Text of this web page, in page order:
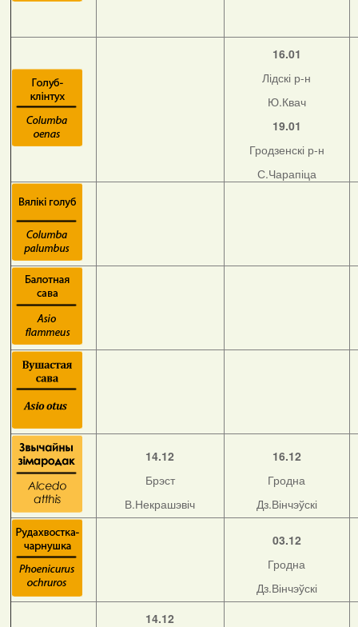
16.01
Лідскі р-н
Ю.Квач
19.01
Гродзенскі р-н
С.Чарапіца
14.12
Брэст
В.Некрашэвіч
16.12
Гродна
Дз.Вінчэўскі
03.12
Гродна
Дз.Вінчэўскі
14.12